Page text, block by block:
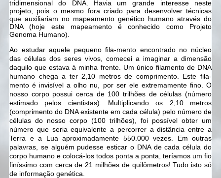
tridimensional do DNA. Havia um grande interesse neste
projeto, pois o mesmo fora criado para desenvolver técnicas
que auxiliariam no mapeamento genético humano através do
DNA (hoje este mapeamento é conhecido como Projeto
Genoma Humano).
Ao estudar aquele pequeno fila-mento encontrado no núcleo
das células dos seres vivos, comecei a imaginar a dimensão
daquilo que estava à minha frente. Um único filamento de DNA
humano chega a ter 2,10 metros de comprimento. Este fila-
mento é invisível a olho nu, por ser ele extremamente fino. O
nosso corpo possui cerca de 100 trilhões de células (número
estimado pelos cientistas). Multiplicando os 2,10 metros
(comprimento do DNA existente em cada célula) pelo número de
células do nosso corpo (100 trilhões), foi possível obter um
número que seria equivalente a percorrer a distância entre a
Terra e a Lua aproximadamente 550.000 vezes. Em outras
palavras, se alguém pudesse esticar o DNA de cada célula do
corpo humano e colocá-los todos ponta a ponta, teríamos um fio
finíssimo com cerca de 21 milhões de quilômetros! Tudo isto só
de informação genética.